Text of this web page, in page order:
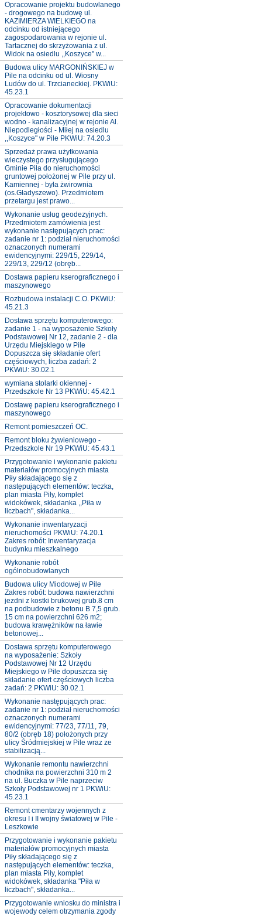
Opracowanie projektu budowlanego
- drogowego na budowę ul.
KAZIMIERZA WIELKIEGO na
odcinku od istniejącego
zagospodarowania w rejonie ul.
Tartacznej do skrzyżowania z ul.
Widok na osiedlu ,,Koszyce" w...
Budowa ulicy MARGONIŃSKIEJ w
Pile na odcinku od ul. Wiosny
Ludów do ul. Trzcianeckiej. PKWiU:
45.23.1
Opracowanie dokumentacji
projektowo - kosztorysowej dla sieci
wodno - kanalizacyjnej w rejonie Al.
Niepodległości - Miłej na osiedlu
,,Koszyce" w Pile PKWiU: 74.20.3
Sprzedaż prawa użytkowania
wieczystego przysługującego
Gminie Piła do nieruchomości
gruntowej położonej w Pile przy ul.
Kamiennej - była żwirownia
(os.Gładyszewo). Przedmiotem
przetargu jest prawo...
Wykonanie usług geodezyjnych.
Przedmiotem zamówienia jest
wykonanie następujących prac:
zadanie nr 1: podział nieruchomości
oznaczonych numerami
ewidencyjnymi: 229/15, 229/14,
229/13, 229/12 (obręb...
Dostawa papieru kserograficznego i
maszynowego
Rozbudowa instalacji C.O. PKWiU:
45.21.3
Dostawa sprzętu komputerowego:
zadanie 1 - na wyposażenie Szkoły
Podstawowej Nr 12, zadanie 2 - dla
Urzędu Miejskiego w Pile
Dopuszcza się składanie ofert
częściowych, liczba zadań: 2
PKWiU: 30.02.1
wymiana stolarki okiennej -
Przedszkole Nr 13 PKWiU: 45.42.1
Dostawę papieru kserograficznego i
maszynowego
Remont pomieszczeń OC.
Remont bloku żywieniowego -
Przedszkole Nr 19 PKWiU: 45.43.1
Przygotowanie i wykonanie pakietu
materiałów promocyjnych miasta
Piły składającego się z
następujących elementów: teczka,
plan miasta Piły, komplet
widokówek, składanka ,,Piła w
liczbach", składanka...
Wykonanie inwentaryzacji
nieruchomości PKWiU: 74.20.1
Zakres robót: Inwentaryzacja
budynku mieszkalnego
Wykonanie robót
ogólnobudowlanych
Budowa ulicy Miodowej w Pile
Zakres robót: budowa nawierzchni
jezdni z kostki brukowej grub.8 cm
na podbudowie z betonu B 7,5 grub.
15 cm na powierzchni 626 m2;
budowa krawężników na ławie
betonowej...
Dostawa sprzętu komputerowego
na wyposażenie: Szkoły
Podstawowej Nr 12 Urzędu
Miejskiego w Pile dopuszcza się
składanie ofert częściowych liczba
zadań: 2 PKWiU: 30.02.1
Wykonanie następujących prac:
zadanie nr 1: podział nieruchomości
oznaczonych numerami
ewidencyjnymi: 77/23, 77/11, 79,
80/2 (obręb 18) położonych przy
ulicy Śródmiejskiej w Pile wraz ze
stabilizacją...
Wykonanie remontu nawierzchni
chodnika na powierzchni 310 m 2
na ul. Buczka w Pile naprzeciw
Szkoły Podstawowej nr 1 PKWiU:
45.23.1
Remont cmentarzy wojennych z
okresu I i II wojny światowej w Pile -
Leszkowie
Przygotowanie i wykonanie pakietu
materiałów promocyjnych miasta
Piły składającego się z
następujących elementów: teczka,
plan miasta Piły, komplet
widokówek, składanka "Piła w
liczbach", składanka...
Przygotowanie wniosku do ministra i
wojewody celem otrzymania zgody